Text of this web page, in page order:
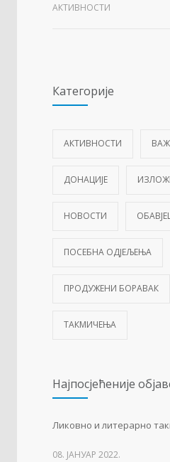
АКТИВНОСТИ
Категорије
АКТИВНОСТИ
ДОНАЦИЈЕ
НОВОСТИ
ПОСЕБНА ОДЈЕЉЕЊА
ПРОДУЖЕНИ БОРАВАК
ТАКМИЧЕЊА
Најпосјећеније
Ликовно и литерарно
08. ЈАНУАР 2022.